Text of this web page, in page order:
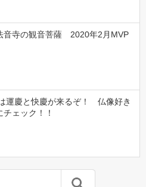
音寺の観音菩薩 2020年2月MVP
運慶と快慶が来るぞ！ 仏像好き
チェック！！